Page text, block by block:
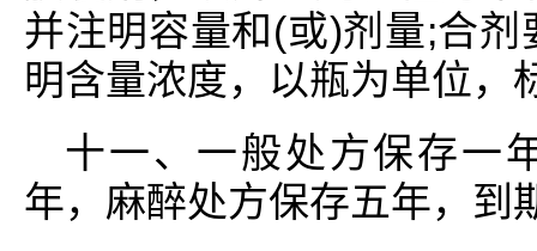
并注明容量和(或)剂量;合
明含量浓度，以瓶为单位，
十一、一般处方保存一
年，麻醉处方保存五年，到